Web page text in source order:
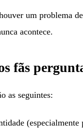
um problema
acontece.
fãs
as seguintes:
(especialmente